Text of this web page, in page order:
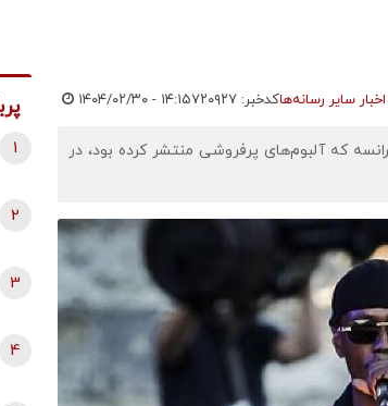
اخبار سایر رسانه‌هاکدخبر: ۷۲۰۹۲۷ ۱۴۰۴/۰۲/۳۰ - ۱۴:۱۵
که آلبوم‌های پرفروشی منتشر کرده بود، در
1
2
3
4